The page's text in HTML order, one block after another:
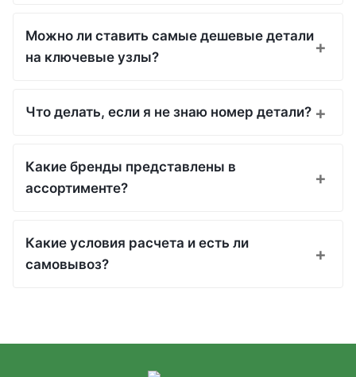
Можно ли ставить самые дешевые детали
на ключевые узлы?
Что делать, если я не знаю номер детали?
Какие бренды представлены в
ассортименте?
Какие условия расчета и есть ли
самовывоз?